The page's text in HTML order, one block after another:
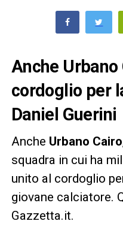
Anche Urbano
cordoglio per
Daniel Guerini
Anche Urbano Cairo
squadra in cui ha
unito al cordoglio
giovane calciatore.
Gazzetta.it.